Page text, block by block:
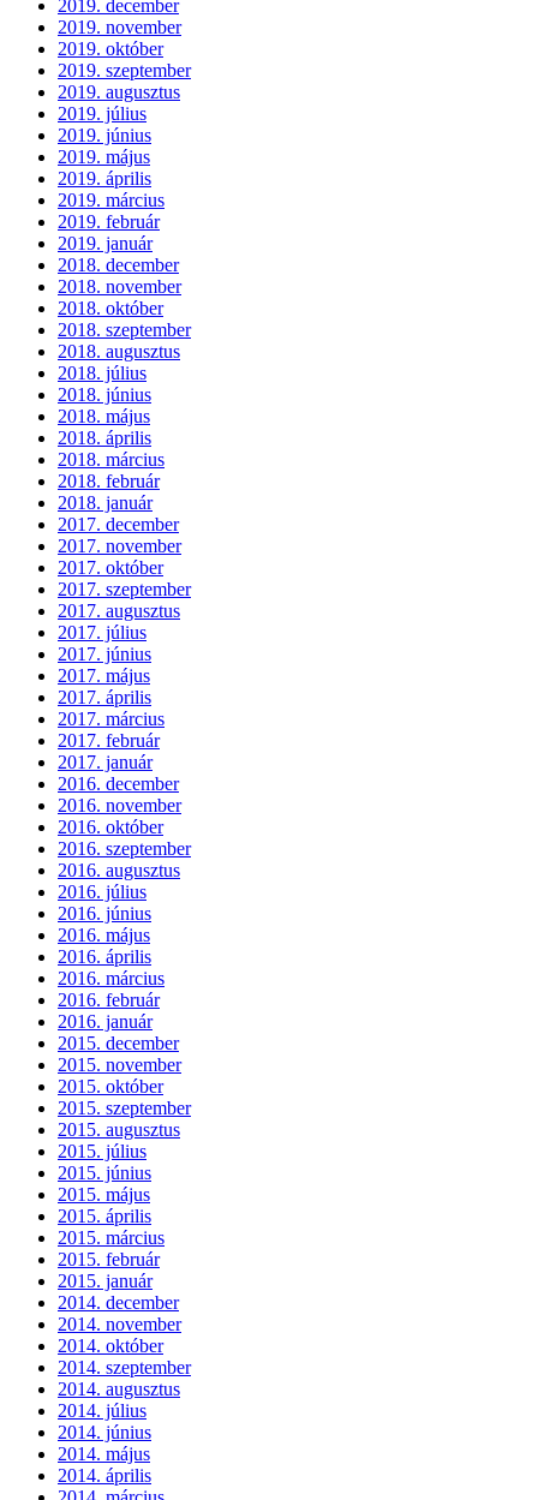
2019. december
2019. november
2019. október
2019. szeptember
2019. augusztus
2019. július
2019. június
2019. május
2019. április
2019. március
2019. február
2019. január
2018. december
2018. november
2018. október
2018. szeptember
2018. augusztus
2018. július
2018. június
2018. május
2018. április
2018. március
2018. február
2018. január
2017. december
2017. november
2017. október
2017. szeptember
2017. augusztus
2017. július
2017. június
2017. május
2017. április
2017. március
2017. február
2017. január
2016. december
2016. november
2016. október
2016. szeptember
2016. augusztus
2016. július
2016. június
2016. május
2016. április
2016. március
2016. február
2016. január
2015. december
2015. november
2015. október
2015. szeptember
2015. augusztus
2015. július
2015. június
2015. május
2015. április
2015. március
2015. február
2015. január
2014. december
2014. november
2014. október
2014. szeptember
2014. augusztus
2014. július
2014. június
2014. május
2014. április